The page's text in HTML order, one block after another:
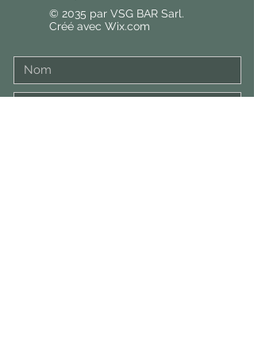
© 2035 par VSG BAR Sarl.
Créé avec Wix.com